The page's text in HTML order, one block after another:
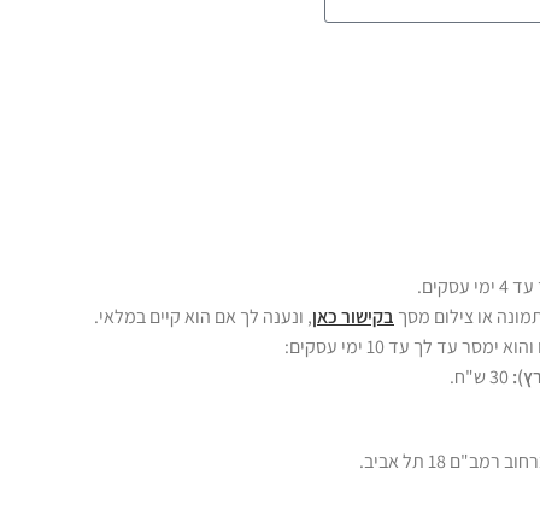
או צילום מסך בקישור כאן, ונענה לך אם הוא קיים במלאי.
עד לך עד 10 ימי עסקים:
18 תל אביב.